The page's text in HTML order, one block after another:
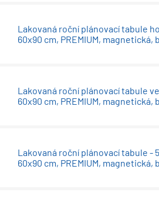
Lakovaná roční plánovací tabule
60x90 cm, PREMIUM, magnetická,
Lakovaná roční plánovací tabule
60x90 cm, PREMIUM, magnetická,
Lakovaná roční plánovací tabule -
60x90 cm, PREMIUM, magnetická,